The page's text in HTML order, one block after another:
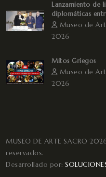
Lanzamiento de
diplomáticas
Museo de
2026
Mitos Griegos
Museo de
2026
MUSEO DE ARTE SACRO
reservados.
Desarrollado por: